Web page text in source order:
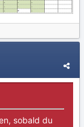
sobald du